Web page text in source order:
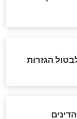
הקץ?